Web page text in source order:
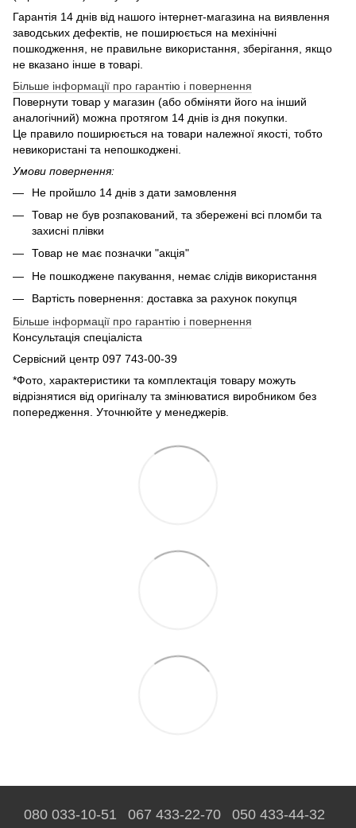
Гарантія 14 днів від нашого інтернет-магазина на виявлення
заводських дефектів, не поширюється на мехінічні
пошкодження, не правильне використання, зберігання, якщо
не вказано інше в товарі.
Більше інформації про гарантію і повернення
Повернути товар у магазин (або обміняти його на інший
аналогічний) можна протягом 14 днів із дня покупки.
Це правило поширюється на товари належної якості, тобто
невикористані та непошкоджені.
Умови повернення:
Не пройшло 14 днів з дати замовлення
Товар не був розпакований, та збережені всі пломби та
захисні плівки
Товар не має позначки "акція"
Не пошкоджене пакування, немає слідів використання
Вартість повернення: доставка за рахунок покупця
Більше інформації про гарантію і повернення
Консультація спеціаліста
Сервісний центр 097 743-00-39
*Фото, характеристики та комплектація товару можуть
відрізнятися від оригіналу та змінюватися виробником без
попередження. Уточнюйте у менеджерів.
080 033-10-51 067 433-22-70 050 433-44-32